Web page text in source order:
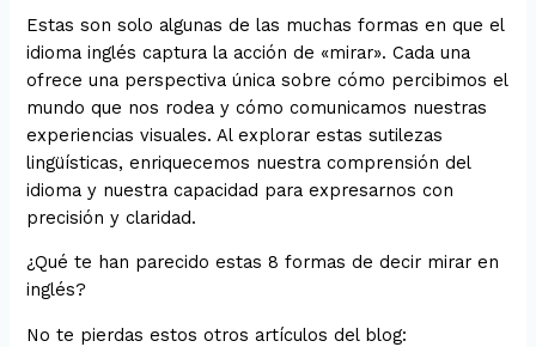
Estas son solo algunas de las muchas formas en que el
idioma inglés captura la acción de «mirar». Cada una
ofrece una perspectiva única sobre cómo percibimos el
mundo que nos rodea y cómo comunicamos nuestras
experiencias visuales. Al explorar estas sutilezas
lingüísticas, enriquecemos nuestra comprensión del
idioma y nuestra capacidad para expresarnos con
precisión y claridad.
¿Qué te han parecido estas 8 formas de decir mirar en
inglés?
No te pierdas estos otros artículos del blog: